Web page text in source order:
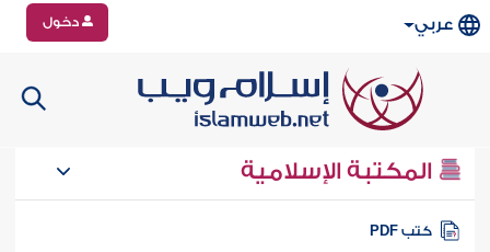
عربي دخول
المكتبة الإسلامية